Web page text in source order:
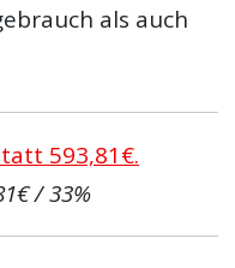
als auch
593,81€.
/ 33%